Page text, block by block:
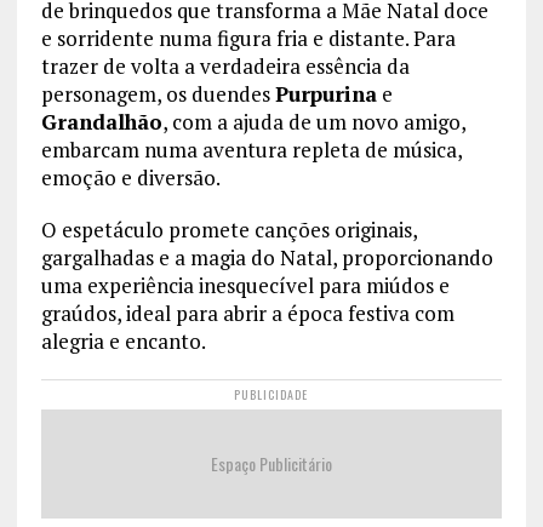
de brinquedos que transforma a Mãe Natal doce
e sorridente numa figura fria e distante. Para
trazer de volta a verdadeira essência da
personagem, os duendesPurpurinae
Grandalhão, com a ajuda de um novo amigo,
embarcam numa aventura repleta de música,
emoção e diversão.
O espetáculo promete canções originais,
gargalhadas e a magia do Natal, proporcionando
uma experiência inesquecível para miúdos e
graúdos, ideal para abrir a época festiva com
alegria e encanto.
PUBLICIDADE
Espaço Publicitário